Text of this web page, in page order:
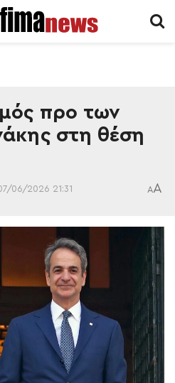
προ των
στη θέση
06/2026 21:31 AA